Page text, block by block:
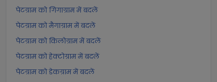
पेटग्राम को गिगाग्राम में बदलें
पेटग्राम को मैगाग्राम में बदलें
पेटग्राम को किलोग्राम में बदलें
पेटग्राम को हेक्टोग्राम में बदलें
पेटग्राम को डेकग्राम में बदलें